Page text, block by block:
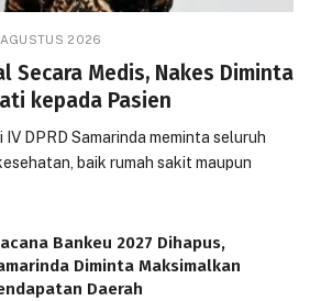
2026
Secara Medis, Nakes Diminta
kepada Pasien
IV DPRD Samarinda meminta seluruh
baik rumah sakit maupun
Bankeu 2027 Dihapus,
Diminta Maksimalkan
Daerah